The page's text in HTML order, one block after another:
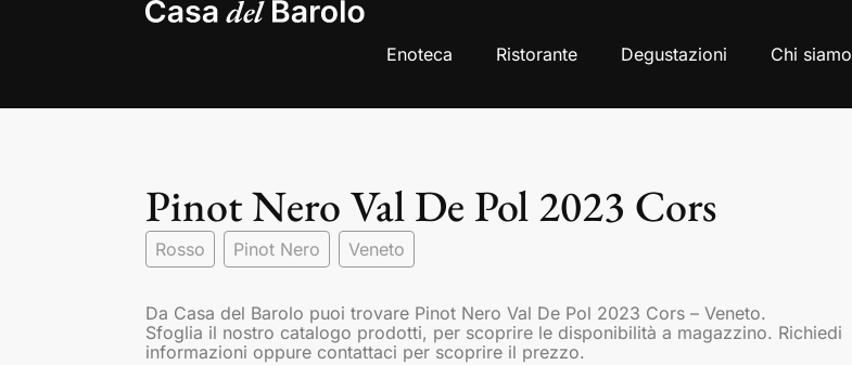
Enoteca Ristorante Degustazioni Chi siamo
Pinot Nero Val De Pol 2023 Cors
Rosso Pinot Nero Veneto
Da Casa del Barolo puoi trovare Pinot Nero Val De Pol 2023 Cors – Veneto.
Sfoglia il nostro catalogo prodotti, per scoprire le disponibilità a magazzino. Richiedi
informazioni oppure contattaci per scoprire il prezzo.